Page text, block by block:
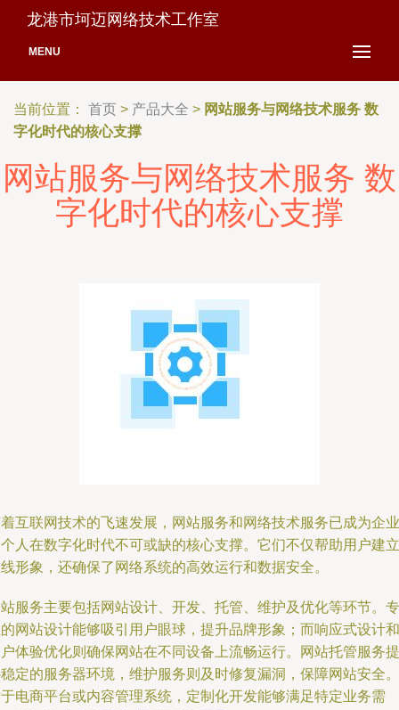
龙港市坷迈网络技术工作室
MENU
当前位置： 首页 > 产品大全 > 网站服务与网络技术服务 数
字化时代的核心支撑
网站服务与网络技术服务 数
字化时代的核心支撑
互联网技术的飞速发展，网站服务和网络技术服务已成为企业
人在数字化时代不可或缺的核心支撑。它们不仅帮助用户建立
形象，还确保了网络系统的高效运行和数据安全。
服务主要包括网站设计、开发、托管、维护及优化等环节。专
网站设计能够吸引用户眼球，提升品牌形象；而响应式设计和
体验优化则确保网站在不同设备上流畅运行。网站托管服务提
定的服务器环境，维护服务则及时修复漏洞，保障网站安全。
电商平台或内容管理系统，定制化开发能够满足特定业务需